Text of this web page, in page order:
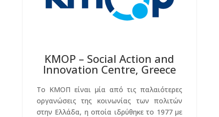
KMOP – Social Action and
Innovation Centre, Greece
Το KMOΠ είναι μία από τις παλαιότερες
οργανώσεις της κοινωνίας των πολιτών
στην Ελλάδα, η οποία ιδρύθηκε το 1977 με